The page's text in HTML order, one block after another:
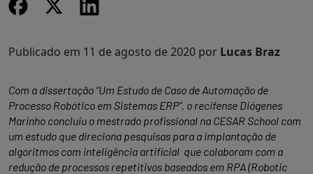
Publicado em 11 de agosto de 2020 por Lucas Braz
Com a dissertação “Um Estudo de Caso de Automação de
Processo Robótico em Sistemas ERP”, o recifense Diógenes
Marinho concluiu o mestrado profissional na CESAR School com
um estudo que direciona pesquisas para a implantação de
algoritmos com inteligência artificial que colaboram com a
redução de processos repetitivos baseados em RPA(Robotic